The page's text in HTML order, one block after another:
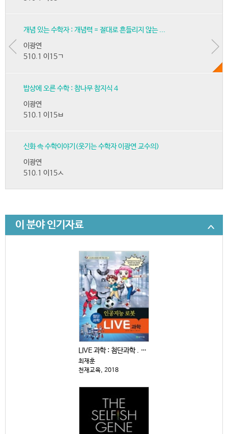
개념 있는 수학자 : 개념력 = 절대로 흔들리지 않는 ...
이광연
510.1 이15ㄱ
밥상에 오른 수학 : 참나무 참지식 4
이광연
510.1 이15ㅂ
신화 속 수학이야기(웃기는 수학자 이광연 교수의)
이광연
510.1 이15ㅅ
이 분야 인기자료
LIVE 과학 : 첨단과학 . 11-15
최재훈
천재교육, 2018